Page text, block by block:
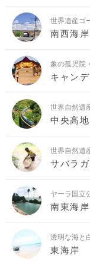
世界遺産ゴ
南西海岸
象の孤児院
キャン
世界自然遺
中央高地
世界自然遺
サバラ
ヤーラ国立
南東海岸
透明な海と
東海岸